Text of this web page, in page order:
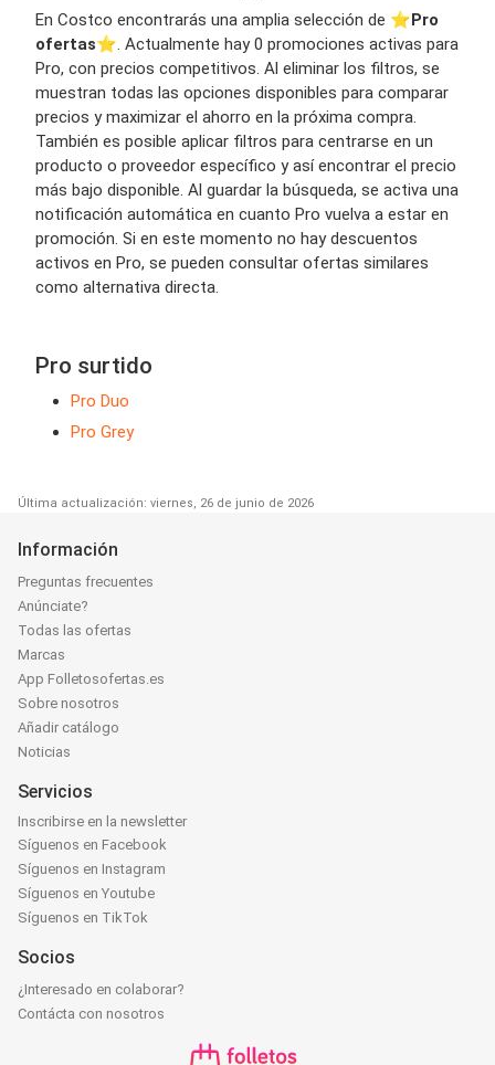
En Costco encontrarás una amplia selección de ⭐️Pro
ofertas⭐️. Actualmente hay 0 promociones activas para
Pro, con precios competitivos. Al eliminar los filtros, se
muestran todas las opciones disponibles para comparar
precios y maximizar el ahorro en la próxima compra.
También es posible aplicar filtros para centrarse en un
producto o proveedor específico y así encontrar el precio
más bajo disponible. Al guardar la búsqueda, se activa una
notificación automática en cuanto Pro vuelva a estar en
promoción. Si en este momento no hay descuentos
activos en Pro, se pueden consultar ofertas similares
como alternativa directa.
Pro surtido
Pro Duo
Pro Grey
Última actualización: viernes, 26 de junio de 2026
Información
Preguntas frecuentes
Anúnciate?
Todas las ofertas
Marcas
App Folletosofertas.es
Sobre nosotros
Añadir catálogo
Noticias
Servicios
Inscribirse en la newsletter
Síguenos en Facebook
Síguenos en Instagram
Síguenos en Youtube
Síguenos en TikTok
Socios
¿Interesado en colaborar?
Contácta con nosotros